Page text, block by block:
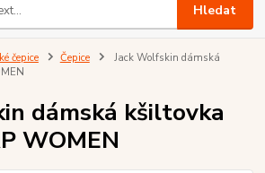
Hledat
čepice Čepice
Jack Wolfskin dámská
dámská kšiltovka
WOMEN